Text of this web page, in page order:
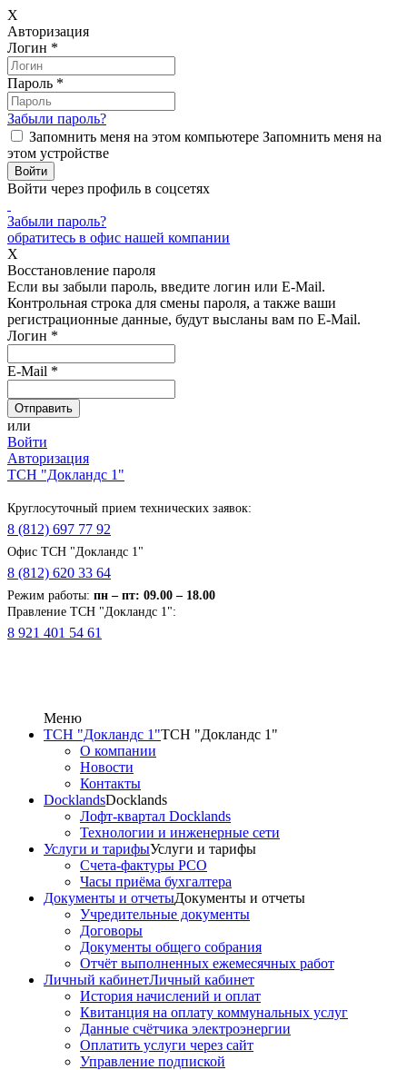
X
Авторизация
Логин *
Пароль *
Забыли пароль?
Запомнить меня на этом компьютере Запомнить меня на
этом устройстве
Войти через профиль в соцсетях
Забыли пароль?
обратитесь в офис нашей компании
X
Восстановление пароля
Если вы забыли пароль, введите логин или E-Mail.
Контрольная строка для смены пароля, а также ваши
регистрационные данные, будут высланы вам по E-Mail.
Логин *
E-Mail *
или
Войти
Авторизация
ТСН "Докландс 1"
Круглосуточный прием технических заявок:
8 (812) 697 77 92
Офис ТСН "Докландс 1"
8 (812) 620 33 64
Режим работы: пн – пт: 09.00 – 18.00
Правление ТСН "Докландс 1":
8 921 401 54 61
Меню
ТСН "Докландс 1"ТСН "Докландс 1"
О компании
Новости
Контакты
DocklandsDocklands
Лофт-квартал Docklands
Технологии и инженерные сети
Услуги и тарифыУслуги и тарифы
Счета-фактуры РСО
Часы приёма бухгалтера
Документы и отчетыДокументы и отчеты
Учредительные документы
Договоры
Документы общего собрания
Отчёт выполненных ежемесячных работ
Личный кабинетЛичный кабинет
История начислений и оплат
Квитанция на оплату коммунальных услуг
Данные счётчика электроэнергии
Оплатить услуги через сайт
Управление подпиской